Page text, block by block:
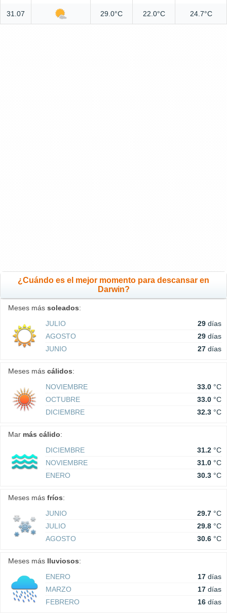
31.07 29.0°C 22.0°C 24.7°C
¿Cuándo es el mejor momento para descansar en
Darwin?
Meses más soleados:
JULIO
29 días
AGOSTO
29 días
JUNIO
27 días
Meses más cálidos:
NOVIEMBRE
33.0 °C
OCTUBRE
33.0 °C
DICIEMBRE
32.3 °C
Mar más cálido:
DICIEMBRE
31.2 °C
NOVIEMBRE
31.0 °C
ENERO
30.3 °C
Meses más fríos:
JUNIO
29.7 °C
JULIO
29.8 °C
AGOSTO
30.6 °C
Meses más lluviosos:
ENERO
17 días
MARZO
17 días
FEBRERO
16 días